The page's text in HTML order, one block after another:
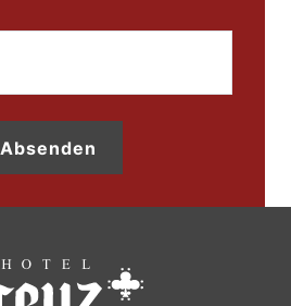
Absenden